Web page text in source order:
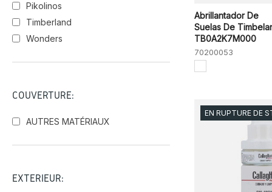
Pikolinos
Timberland
Wonders
COUVERTURE:
AUTRES MATÉRIAUX
EXTÉRIEUR:
Abrillantador De
Suelas De
TB0A2K7M000
70200053
EN RUPTURE DE